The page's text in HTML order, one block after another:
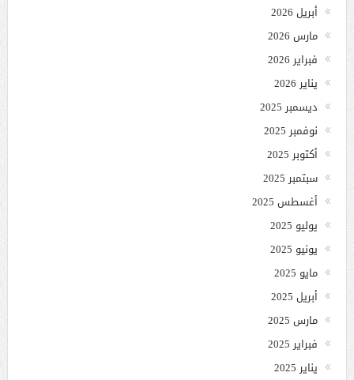
أبريل 2026
مارس 2026
فبراير 2026
يناير 2026
ديسمبر 2025
نوفمبر 2025
أكتوبر 2025
سبتمبر 2025
أغسطس 2025
يوليو 2025
يونيو 2025
مايو 2025
أبريل 2025
مارس 2025
فبراير 2025
يناير 2025